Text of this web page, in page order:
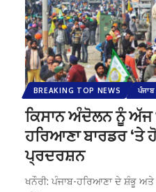
BREAKING TOP NEWS ਪੰਜਾਬ
ਕਿਸਾਨ ਅੰਦੋਲਨ ਨੂੰ ਅੱਜ
ਹਰਿਆਣਾ ਬਾਰਡਰ ‘ਤੇ
ਪ੍ਰਦਰਸ਼ਨ
ਖਨੌਰੀ: ਪੰਜਾਬ-ਹਰਿਆਣਾ ਦੇ ਸ਼ੰਭੂ